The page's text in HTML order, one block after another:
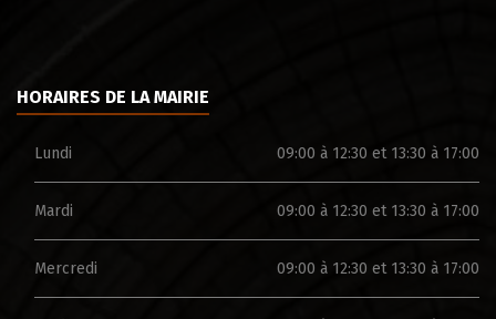
HORAIRES DE LA MAIRIE
Lundi 09:00 à 12:30 et 13:30 à 17:00
Mardi 09:00 à 12:30 et 13:30 à 17:00
Mercredi 09:00 à 12:30 et 13:30 à 17:00